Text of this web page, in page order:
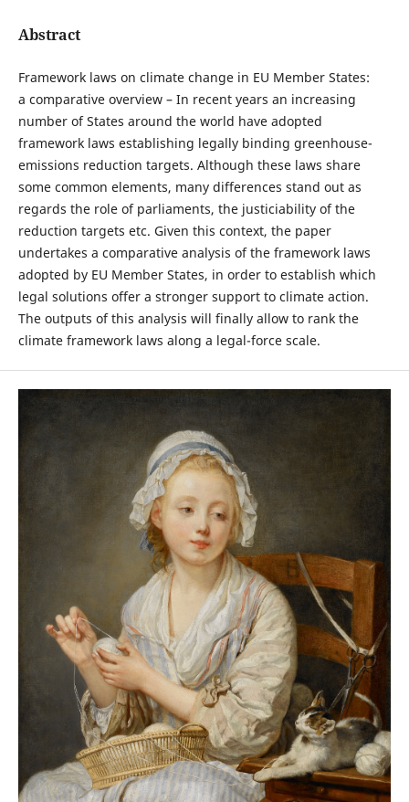
Abstract
Framework laws on climate change in EU Member States:
a comparative overview – In recent years an increasing
number of States around the world have adopted
framework laws establishing legally binding greenhouse-
emissions reduction targets. Although these laws share
some common elements, many differences stand out as
regards the role of parliaments, the justiciability of the
reduction targets etc. Given this context, the paper
undertakes a comparative analysis of the framework laws
adopted by EU Member States, in order to establish which
legal solutions offer a stronger support to climate action.
The outputs of this analysis will finally allow to rank the
climate framework laws along a legal-force scale.